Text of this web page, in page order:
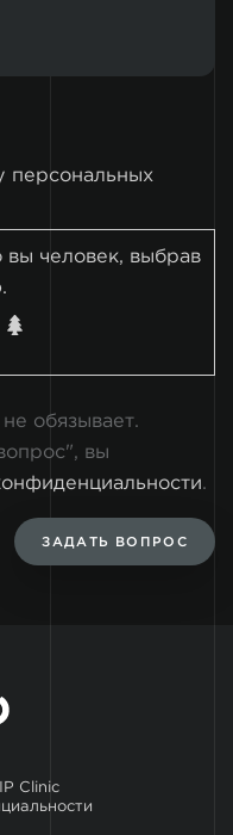
персональных
вы человек, выбрав
.
обязывает.
вы
.
ЗАДАТЬ ВОПРОС
Clinic